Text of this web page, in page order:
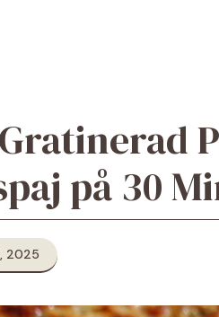
på 30
2025